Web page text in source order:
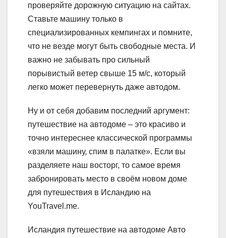
проверяйте дорожную ситуацию на сайтах.
Ставьте машину только в
специализированных кемпингах и помните,
что не везде могут быть свободные места. И
важно не забывать про сильный
порывистый ветер свыше 15 м/с, который
легко может перевернуть даже автодом.
Ну и от себя добавим последний аргумент:
путешествие на автодоме – это красиво и
точно интереснее классической программы
«взяли машину, спим в палатке». Если вы
разделяете наш восторг, то самое время
забронировать место в своём новом доме
для путешествия в Исландию на
YouTravel.me.
Исландия путешествие на автодоме Авто